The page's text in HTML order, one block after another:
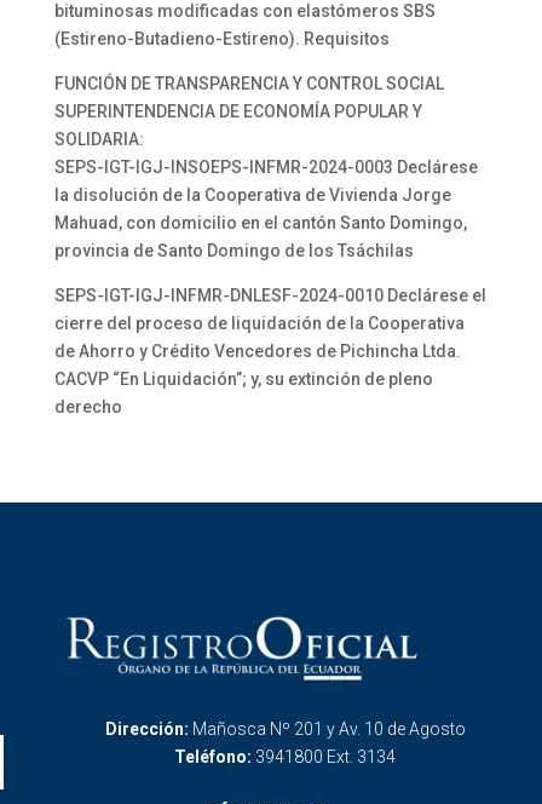
bituminosas modificadas con elastómeros SBS
(Estireno-Butadieno-Estireno). Requisitos
FUNCIÓN DE TRANSPARENCIA Y CONTROL SOCIAL
SUPERINTENDENCIA DE ECONOMÍA POPULAR Y
SOLIDARIA:
SEPS-IGT-IGJ-INSOEPS-INFMR-2024-0003 Declárese
la disolución de la Cooperativa de Vivienda Jorge
Mahuad, con domicilio en el cantón Santo Domingo,
provincia de Santo Domingo de los Tsáchilas
SEPS-IGT-IGJ-INFMR-DNLESF-2024-0010 Declárese el
cierre del proceso de liquidación de la Cooperativa
de Ahorro y Crédito Vencedores de Pichincha Ltda.
CACVP “En Liquidación”; y, su extinción de pleno
derecho
Dirección: Mañosca Nº 201 y Av. 10 de Agosto
Teléfono: 3941800 Ext. 3134